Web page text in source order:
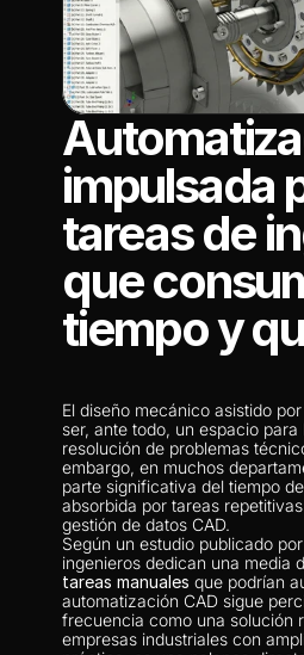
impulsada
tareas de
que
tiempo y
El diseño mecánico asistido
ser, ante todo, un espacio
resolución de problemas
embargo, en muchos
parte significativa del tiempo
absorbida por tareas
gestión de datos CAD.
Según un estudio publicado por
ingenieros dedican una media
tareas manuales que podrían
automatización CAD sigue
frecuencia como una solución
empresas industriales con